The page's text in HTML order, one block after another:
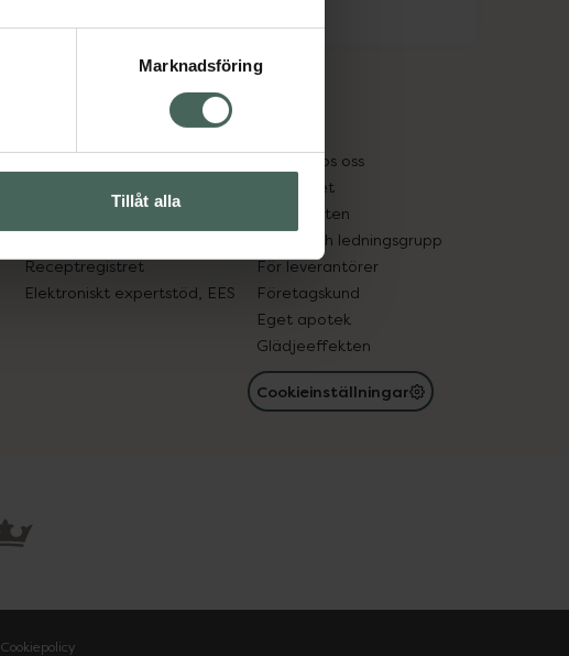
Marknadsföring
Tillåt alla
Om recept och läkemedel
Lämna in gammal medicin
Receptregistret
Elektroniskt expertstöd, EES
Jobba hos oss
Hållbarhet
Samarbeten
Ägare och ledningsgrupp
För leverantörer
Företagskund
Eget apotek
Glädjeeffekten
Cookieinställningar
Cookiepolicy